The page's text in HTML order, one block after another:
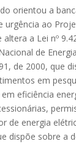
orientou a
urgência ao
altera a Lei nº
de
de 2000, que
em
eficiência
de energia
dispõe sobre a